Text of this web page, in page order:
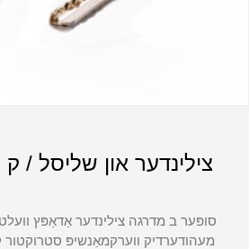
צילינדער און שליסל / ק
סופּער ב מדרגה צילינדער אַדאַפּץ
מעהודערדיק ווערקמאַנשיפּ סטרוקטור